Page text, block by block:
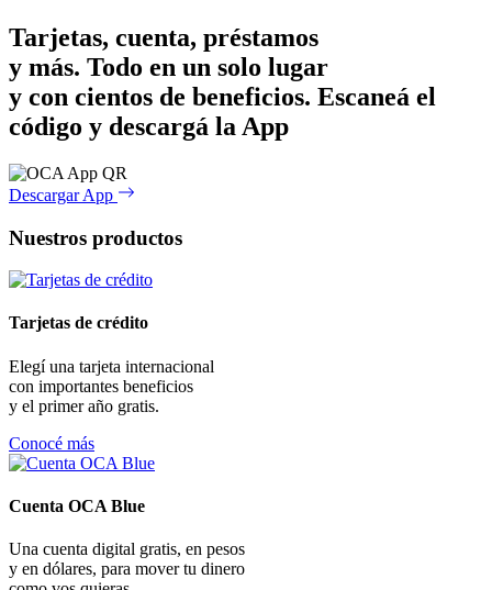
Tarjetas, cuenta, préstamos
y más. Todo en un solo lugar
y con cientos de beneficios. Escaneá el
código y descargá la App
Descargar App
Nuestros productos
Tarjetas de crédito
Elegí una tarjeta internacional
con importantes beneficios
y el primer año gratis.
Conocé más
Cuenta OCA Blue
Una cuenta digital gratis, en pesos
y en dólares, para mover tu dinero